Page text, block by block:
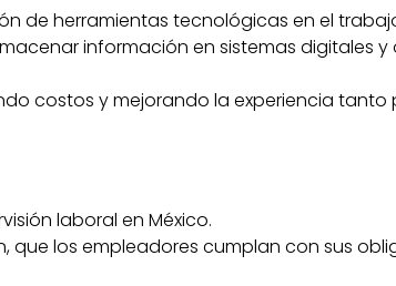
de herramientas tecnológicas en el
información en sistemas digitales
costos y mejorando la experiencia
laboral en México.
los empleadores cumplan con sus